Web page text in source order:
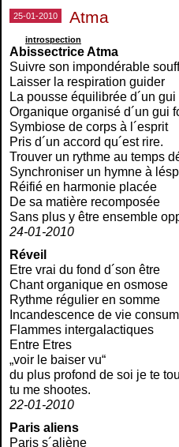
25-01-2010 Atma
introspection
Abissectrice Atma
Suivre son impondérable
Laisser la respiration guider
La pousse équilibrée d´un
Organique organisé d´un gui
Symbiose de corps à l´esprit
Pris d´un accord qu´est rire.
Trouver un rythme au temps
Synchroniser un hymne à
Réifié en harmonie placée
De sa matière recomposée
Sans plus y être ensemble
24-01-2010
Réveil
Etre vrai du fond d´son être
Chant organique en osmose
Rythme régulier en somme
Incandescence de vie
Flammes intergalactiques
Entre Etres
„voir le baiser vu“
du plus profond de soi je te
tu me shootes.
22-01-2010
Paris aliens
Paris s´aliène